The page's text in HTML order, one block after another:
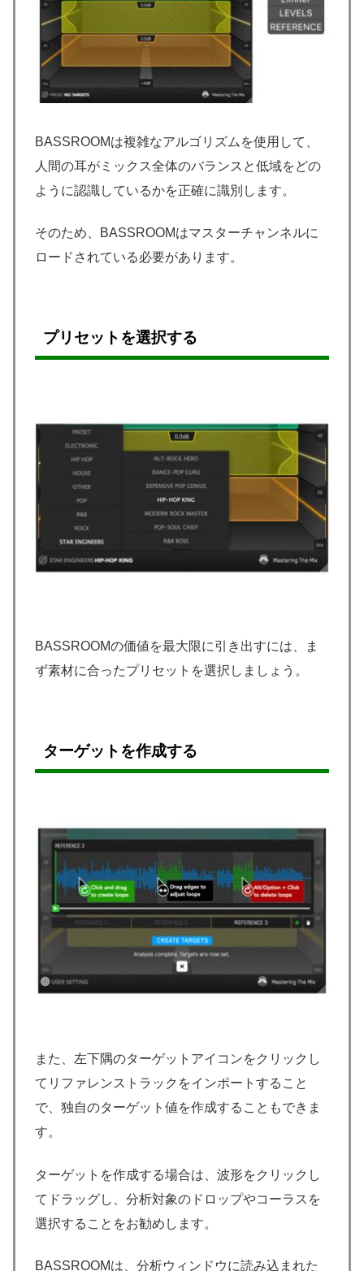
BASSROOMは複雑なアルゴリズムを使用して、
人間の耳がミックス全体のバランスと低域をどの
ように認識しているかを正確に識別します。
そのため、BASSROOMはマスターチャンネルに
ロードされている必要があります。
プリセットを選択する
BASSROOMの価値を最大限に引き出すには、ま
ず素材に合ったプリセットを選択しましょう。
ターゲットを作成する
また、左下隅のターゲットアイコンをクリックし
てリファレンストラックをインポートすること
で、独自のターゲット値を作成することもできま
す。
ターゲットを作成する場合は、波形をクリックし
てドラッグし、分析対象のドロップやコーラスを
選択することをお勧めします。
BASSROOMは、分析ウィンドウに読み込まれた